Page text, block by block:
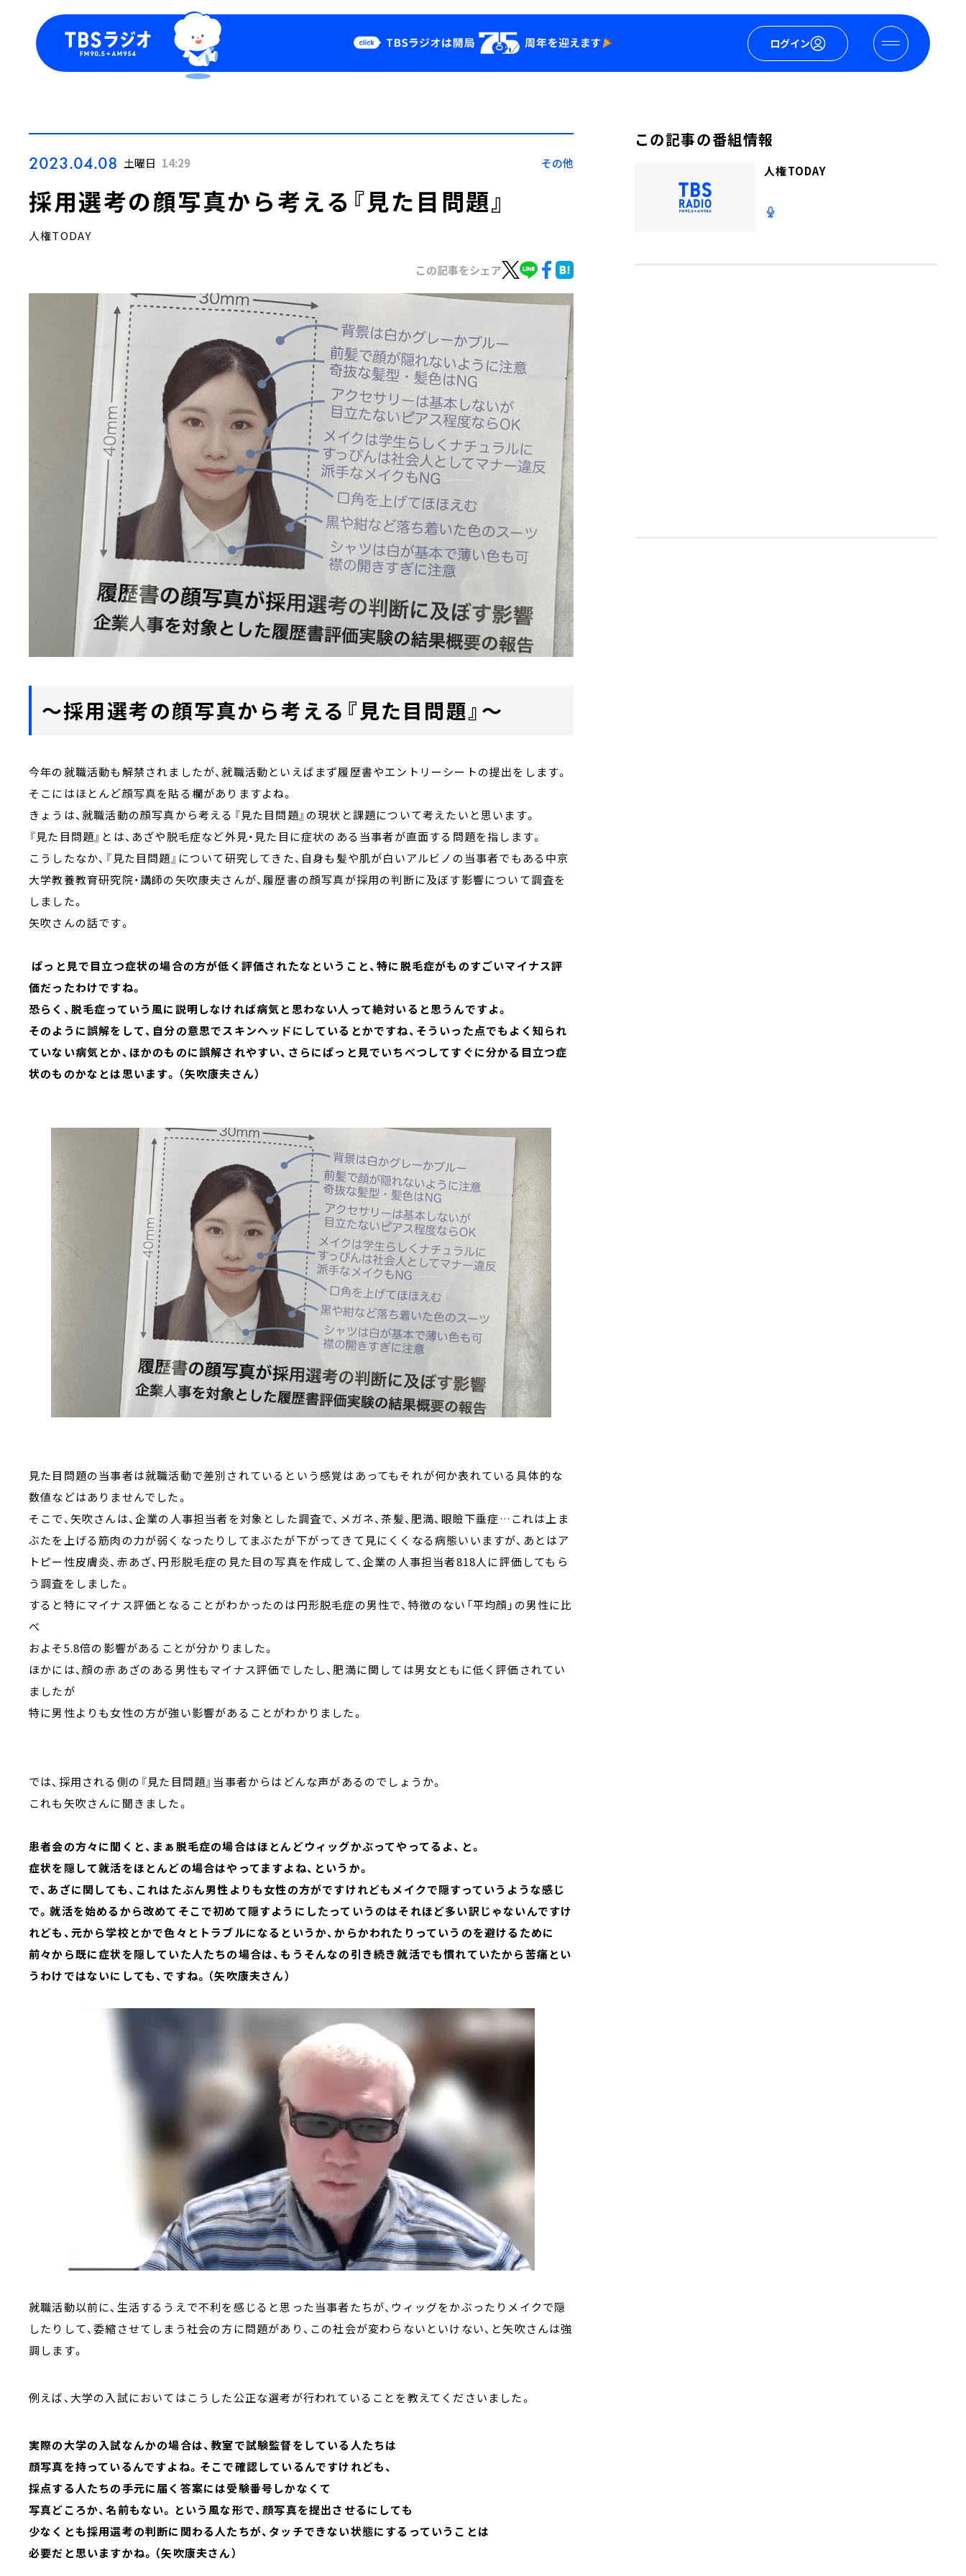
ログイン
Podcast
YouTube
2023.04.08 土曜日 14:29 その他
採用選考の顔写真から考える『見た目問題』
人権TODAY
この記事をシェア
～採用選考の顔写真から考える『見た目問題』～
今年の就職活動も解禁されましたが、就職活動といえばまず履歴書やエントリーシートの提出をします。
そこにはほとんど顔写真を貼る欄がありますよね。
きょうは、就職活動の顔写真から考える『見た目問題』の現状と課題について考えたいと思います。
『見た目問題』とは、あざや脱毛症など外見・見た目に症状のある当事者が直面する問題を指します。
こうしたなか、『見た目問題』について研究してきた、自身も髪や肌が白いアルビノの当事者でもある中京
大学教養教育研究院・講師の矢吹康夫さんが、履歴書の顔写真が採用の判断に及ぼす影響について調査を
しました。
矢吹さんの話です。
ぱっと見で目立つ症状の場合の方が低く評価されたなということ、特に脱毛症がものすごいマイナス評
価だったわけですね。
恐らく、脱毛症っていう風に説明しなければ病気と思わない人って絶対いると思うんですよ。
そのように誤解をして、自分の意思でスキンヘッドにしているとかですね、そういった点でもよく知られ
ていない病気とか、ほかのものに誤解されやすい、さらにぱっと見でいちべつしてすぐに分かる目立つ症
状のものかなとは思います。（矢吹康夫さん）
見た目問題の当事者は就職活動で差別されているという感覚はあってもそれが何か表れている具体的な
数値などはありませんでした。
そこで、矢吹さんは、企業の人事担当者を対象とした調査で、メガネ、茶髪、肥満、眼瞼下垂症…これは上ま
ぶたを上げる筋肉の力が弱くなったりしてまぶたが下がってきて見にくくなる病態いいますが、あとはア
トピー性皮膚炎、赤あざ、円形脱毛症の見た目の写真を作成して、企業の人事担当者818人に評価してもら
う調査をしました。
すると特にマイナス評価となることがわかったのは円形脱毛症の男性で、特徴のない「平均顔」の男性に比
べ
およそ5.8倍の影響があることが分かりました。
ほかには、顔の赤あざのある男性もマイナス評価でしたし、肥満に関しては男女ともに低く評価されてい
ましたが
特に男性よりも女性の方が強い影響があることがわかりました。
では、採用される側の『見た目問題』当事者からはどんな声があるのでしょうか。
これも矢吹さんに聞きました。
患者会の方々に聞くと、まぁ脱毛症の場合はほとんどウィッグかぶってやってるよ、と。
症状を隠して就活をほとんどの場合はやってますよね、というか。
で、あざに関しても、これはたぶん男性よりも女性の方がですけれどもメイクで隠すっていうような感じ
で。就活を始めるから改めてそこで初めて隠すようにしたっていうのはそれほど多い訳じゃないんですけ
れども、元から学校とかで色々とトラブルになるというか、からかわれたりっていうのを避けるために
前々から既に症状を隠していた人たちの場合は、もうそんなの引き続き就活でも慣れていたから苦痛とい
うわけではないにしても、ですね。（矢吹康夫さん）
就職活動以前に、生活するうえで不利を感じると思った当事者たちが、ウィッグをかぶったりメイクで隠
したりして、委縮させてしまう社会の方に問題があり、この社会が変わらないといけない、と矢吹さんは強
調します。
例えば、大学の入試においてはこうした公正な選考が行われていることを教えてくださいました。
実際の大学の入試なんかの場合は、教室で試験監督をしている人たちは
顔写真を持っているんですよね。そこで確認しているんですけれども、
採点する人たちの手元に届く答案には受験番号しかなくて
写真どころか、名前もない。という風な形で、顔写真を提出させるにしても
少なくとも採用選考の判断に関わる人たちが、タッチできない状態にするっていうことは
必要だと思いますかね。（矢吹康夫さん）
この記事の番組情報
人権TODAY